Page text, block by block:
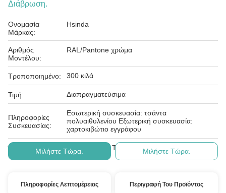
Διάβρωση.
Ονομασία
Μάρκας:
Hsinda
Αριθμός
Μοντέλου:
RAL/Pantone χρώμα
Τροποποιημένο: 300 κιλά
Τιμή: Διαπραγματεύσιμα
Πληροφορίες
Συσκευασίας:
Εσωτερική συσκευασία: τσάντα
πολυαιθυλενίου Εξωτερική συσκευασία:
χαρτοκιβώτιο εγγράφου
Όροι Πληρωμής: Δ/Κ, D/Α, D/P, T/T, Western Union, MoneyGram
Μιλήστε Τώρα. Μιλήστε Τώρα.
Πληροφορίες Λεπτομέρειας Περιγραφή Του Προϊόντος